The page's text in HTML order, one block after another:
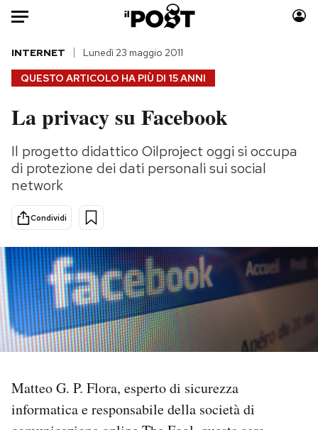
Auto
HOME
Italia
Politica
Tecnologia
Scienza
Economia
Sport
Moda
Consumismi
Altrecose
Mondiali calcio 2026
PODCAST
NEWSLETTER
QUESTO ARTICOLO HA PIÙ DI 15 ANNI
INTERNET Lunedì 23 maggio 2011
La privacy su Facebook
Il progetto didattico Oilproject oggi si occupa
di protezione dei dati personali sui social
network
Condividi
Matteo G. P. Flora, esperto di sicurezza
informatica e responsabile della società di